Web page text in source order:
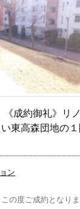
《成約御礼》リ
東高森団地の
ン
の度ご成約となりま